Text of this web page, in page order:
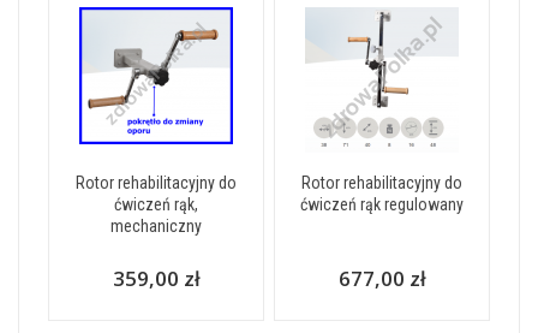
Rotor rehabilitacyjny do
ćwiczeń rąk,
mechaniczny
359,00 zł
Rotor rehabilitacyjny do
ćwiczeń rąk regulowany
677,00 zł